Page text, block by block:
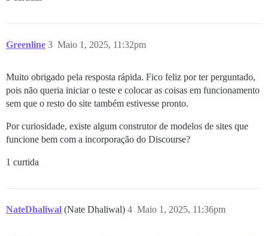
Greenline Maio 1, 2025, 11:32pm
3
Muito obrigado pela resposta rápida. Fico feliz por ter perguntado,
pois não queria iniciar o teste e colocar as coisas em funcionamento
sem que o resto do site também estivesse pronto.
Por curiosidade, existe algum construtor de modelos de sites que
funcione bem com a incorporação do Discourse?
1 curtida
NateDhaliwal (Nate Dhaliwal) Maio 1, 2025, 11:36pm
4